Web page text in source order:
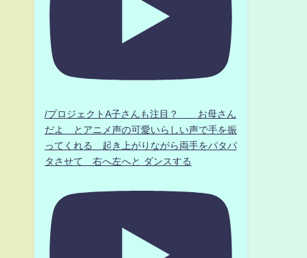
/プロジェクトA子さんも注目？ お母さん
だよ とアニメ声の可愛いらしい声で手を振
ってくれる 起き上がりながら両手をパタパ
タさせて 右へ左へと ダンスする